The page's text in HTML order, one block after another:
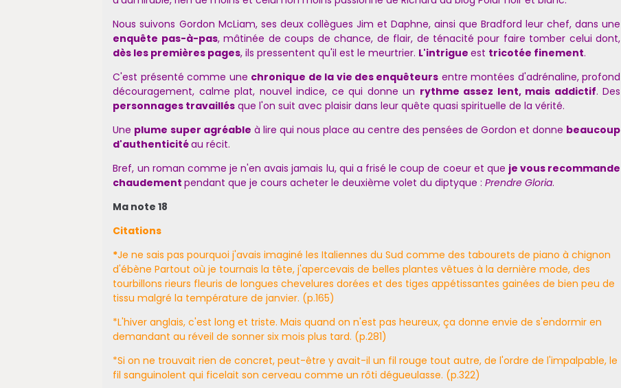
Nous suivons Gordon McLiam, ses deux collègues Jim et Daphne, ainsi que Bradford leur chef, dans une
enquête pas-à-pas, mâtinée de coups de chance, de flair, de ténacité pour faire tomber celui dont,
dès les premières pages, ils pressentent qu'il est le meurtrier. L'intrigueest tricotée finement.
C'est présenté comme une chronique de la vie des enquêteurs entre montées d'adrénaline, profond
découragement, calme plat, nouvel indice, ce qui donne un rythme assez lent, mais addictif. Des
personnages travaillés que l'on suit avec plaisir dans leur quête quasi spirituelle de la vérité.
Une plume super agréable à lire qui nous place au centre des pensées de Gordon et donne beaucoup
d'authenticitéau récit.
Bref, un roman comme je n'en avais jamais lu, qui a frisé le coup de coeur et que je vous recommande
chaudementpendant que je cours acheter le deuxième volet du diptyque :Prendre Gloria.
Ma note 18
Citations
*Je ne sais pas pourquoi j'avais imaginé les Italiennes du Sud comme des tabourets de piano à chignon
d'ébène Partout où je tournais la tête, j'apercevais de belles plantes vêtues à la dernière mode, des
tourbillons rieurs fleuris de longues chevelures dorées et des tiges appétissantes gainées de bien peu de
tissu malgré la température de janvier. (p.165)
*L'hiver anglais, c'est long et triste. Mais quand on n'est pas heureux, ça donne envie de s'endormir en
demandant au réveil de sonner six mois plus tard. (p.281)
*Si on ne trouvait rien de concret, peut-être y avait-il un fil rouge tout autre, de l'ordre de l'impalpable, le
fil sanguinolent qui ficelait son cerveau comme un rôti dégueulasse. (p.322)